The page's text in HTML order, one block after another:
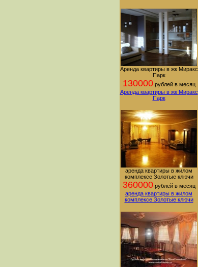
Аренда квартиры в жк Миракс
Парк
130000рублей в месяц
Аренда квартиры в жк Миракс
Парк
аренда квартиры в жилом
комплексе Золотые ключи
360000рублей в месяц
аренда квартиры в жилом
комплексе Золотые ключи